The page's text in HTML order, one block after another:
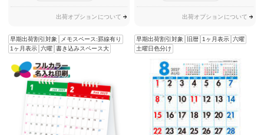
出荷オプションについて
早期出荷割引対象
メモスペース:罫線有り
1ヶ月表示 六曜 書き込みスペース大
出荷オプションについて
早期出荷割引対象 旧暦 1ヶ月表示 六曜
土曜日色分け